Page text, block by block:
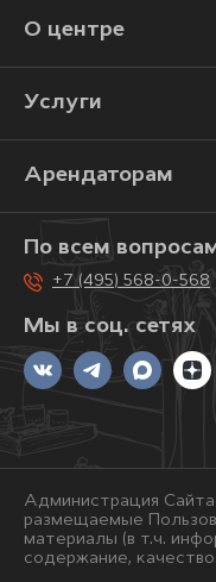
О центре
Услуги
Арендаторам
Мы в соц. сетях
По всем
+7 (495) 568-0-568
Администрация
размещаемые
материалы (в т.ч.
содержание, качество.